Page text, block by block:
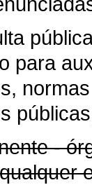
para
-